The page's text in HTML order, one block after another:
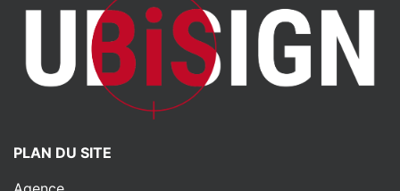
PLAN DU SITE